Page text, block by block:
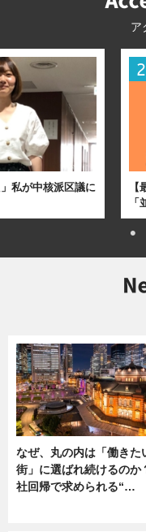
ア
私が中核派区議に
なぜ、丸の内は「働きた
街」に選ばれ続けるのか
社回帰で求められる“…